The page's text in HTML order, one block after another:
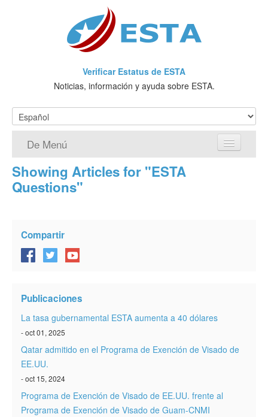
Verificar Estatus de ESTA
Noticias, información y ayuda sobre ESTA.
De Menú
Página de inicio
VWP
ESTA Información
Contacto
Showing Articles for "ESTA
Questions"
Compartir
Publicaciones
La tasa gubernamental ESTA aumenta a 40 dólares
- oct 01, 2025
Qatar admitido en el Programa de Exención de Visado de
EE.UU.
- oct 15, 2024
Programa de Exención de Visado de EE.UU. frente al
Programa de Exención de Visado de Guam-CNMI